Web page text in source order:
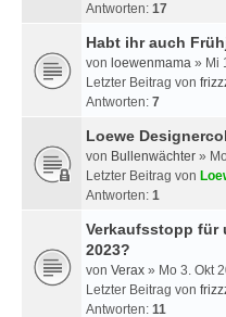
Antworten: 17
Habt ihr auch
von loewenmama » Mi
Letzter Beitrag von
Antworten: 7
Loewe
von Bullenwächter »
Letzter Beitrag von
Antworten: 1
Verkaufsstopp für
2023?
von Verax » Mo 3. Okt
Letzter Beitrag von
Antworten: 11